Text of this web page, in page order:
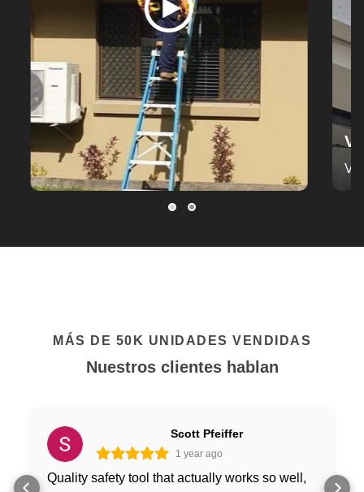
Ver
Nuestros clientes hablan
MÁS DE 50K UNIDADES VENDIDAS
Jamie Lacher
1 year ago
As a company who's whole suite of products